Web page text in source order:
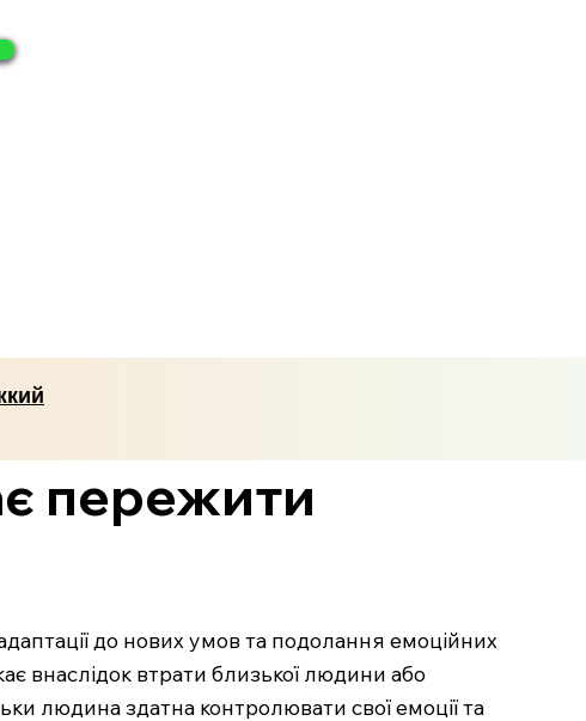
пережити
до нових умов та подолання емоційних
внаслідок втрати близької людини або
людина здатна контролювати свої емоції та